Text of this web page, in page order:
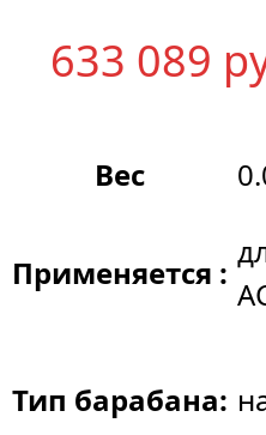
633 089 р
Вес
Применяется :
Тип барабана: